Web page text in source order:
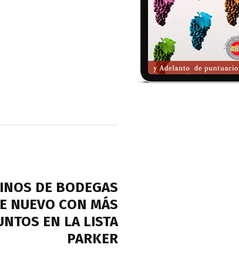
DE BODEGAS
NUEVO CON MÁS
EN LA LISTA
PARKER